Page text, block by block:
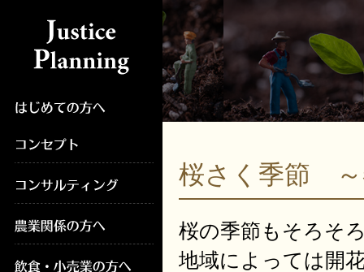
桜さく季節
桜の季節もそろそ
地域によっては開